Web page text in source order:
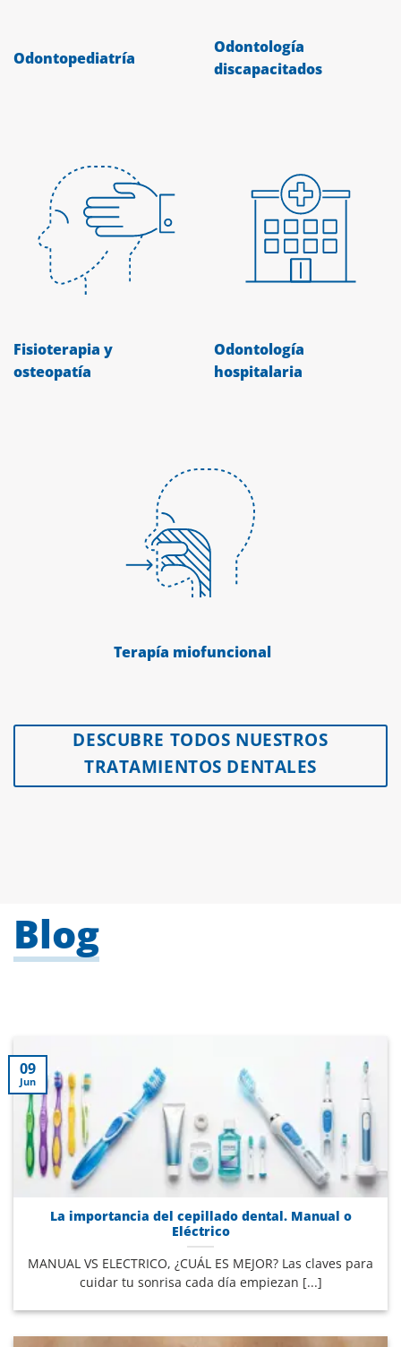
Odontopediatría
Odontología
discapacitados
Fisioterapia y
osteopatía
Odontología
hospitalaria
Terapía miofuncional
DESCUBRE TODOS NUESTROS
TRATAMIENTOS DENTALES
Blog
La importancia del cepillado dental. Manual o
Eléctrico
MANUAL VS ELECTRICO, ¿CUÁL ES MEJOR? Las claves para
cuidar tu sonrisa cada día empiezan [...]
09
Jun